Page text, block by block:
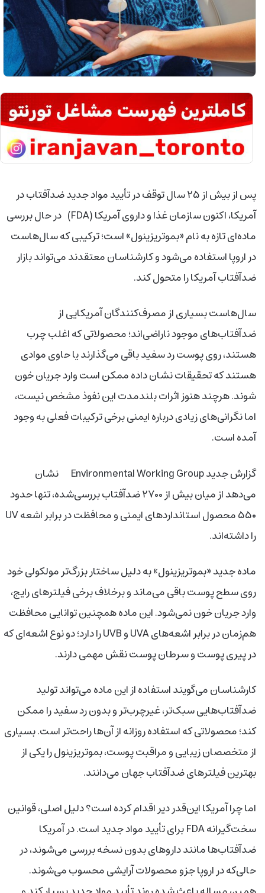
پس از بیش از ۲۵ سال توقف در تأیید مواد جدید ضدآفتاب در
آمریکا، اکنون سازمان غذا و داروی آمریکا (FDA) در حال بررسی
ماده‌ای تازه به نام «بموتریزینول» است؛ ترکیبی که سال‌هاست
در اروپا استفاده می‌شود و کارشناسان معتقدند می‌تواند بازار
ضدآفتاب آمریکا را متحول کند.
سال‌هاست بسیاری از مصرف‌کنندگان آمریکایی از
ضدآفتاب‌های موجود ناراضی‌اند؛ محصولاتی که اغلب چرب
هستند، روی پوست رد سفید باقی می‌گذارند یا حاوی موادی‌
هستند که تحقیقات نشان داده ممکن است وارد جریان خون
شوند. هرچند هنوز اثرات بلندمدت این نفوذ مشخص نیست،
اما نگرانی‌های زیادی درباره ایمنی برخی ترکیبات فعلی به وجود
آمده است.
گزارش جدید Environmental Working Group نشان
می‌دهد از میان بیش از ۲۷۰۰ ضدآفتاب بررسی‌شده، تنها حدود
۵۵۰ محصول استانداردهای ایمنی و محافظت در برابر اشعه UV
را داشته‌اند.
ماده جدید «بموتریزینول» به دلیل ساختار بزرگ‌تر مولکولی خود
روی سطح پوست باقی می‌ماند و برخلاف برخی فیلترهای رایج،
وارد جریان خون نمی‌شود. این ماده همچنین توانایی محافظت
هم‌زمان در برابر اشعه‌های UVA و UVB را دارد؛ دو نوع اشعه‌ای که
در پیری پوست و سرطان پوست نقش مهمی دارند.
کارشناسان می‌گویند استفاده از این ماده می‌تواند تولید
ضدآفتاب‌هایی سبک‌تر، غیرچرب‌تر و بدون رد سفید را ممکن
کند؛ محصولاتی که استفاده روزانه از آن‌ها راحت‌تر است. بسیاری
از متخصصان زیبایی و مراقبت پوست، بموتریزینول را یکی از
بهترین فیلترهای ضدآفتاب جهان می‌دانند.
اما چرا آمریکا این‌قدر دیر اقدام کرده است؟ دلیل اصلی، قوانین
سخت‌گیرانه FDA برای تأیید مواد جدید است. در آمریکا
ضدآفتاب‌ها مانند داروهای بدون نسخه بررسی می‌شوند، در
حالی‌که در اروپا جزو محصولات آرایشی محسوب می‌شوند.